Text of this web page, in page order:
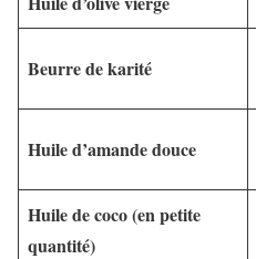
Beurre de karité
Huile d’amande douce
Huile de coco (en petite
quantité)